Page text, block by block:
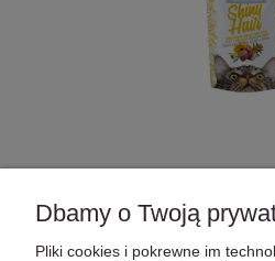
Brit Care Cat Snack Digestion
Dbamy o Twoją
Pliki cookies i pokrewne im